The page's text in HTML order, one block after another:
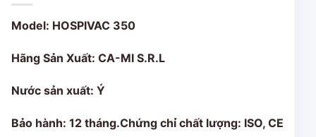
Model: HOSPIVAC 350
Hãng Sản Xuất: CA-MI S.R.L
Nước sản xuất: Ý
Bảo hành: 12 tháng.Chứng chỉ chất lượng: ISO, CE